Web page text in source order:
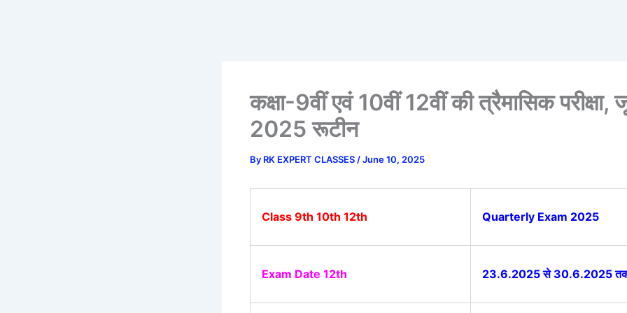
कक्षा-9वीं एवं 10वीं 12वीं की त्रैमासिक परीक्षा,
2025 रूटीन
By RK EXPERT CLASSES /June 10, 2025
Class 9th 10th 12th Quarterly Exam 2025
Exam Date 12th 23.6.2025 से 30.6.2025